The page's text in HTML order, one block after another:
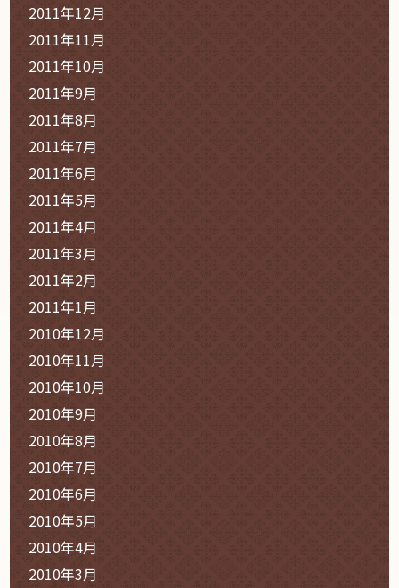
2011年12月
2011年11月
2011年10月
2011年9月
2011年8月
2011年7月
2011年6月
2011年5月
2011年4月
2011年3月
2011年2月
2011年1月
2010年12月
2010年11月
2010年10月
2010年9月
2010年8月
2010年7月
2010年6月
2010年5月
2010年4月
2010年3月